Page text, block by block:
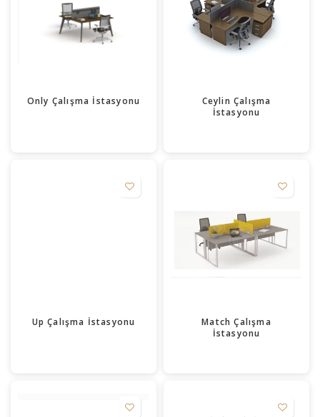
Only Çalışma İstasyonu
Ceylin Çalışma
İstasyonu
Up Çalışma İstasyonu
Match Çalışma
İstasyonu